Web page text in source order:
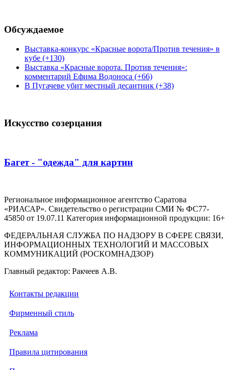
Обсуждаемое
Выставка-конкурс «Красные ворота/Против течения» в
кубе (+130)
Выставка «Красные ворота. Против течения»:
комментарий Ефима Водоноса (+66)
В Пугачеве убит местный десантник (+38)
Искусство созерцания
Багет - "одежда" для картин
Региональное информационное агентство Саратова
«РИАСАР». Свидетельство о регистрации СМИ № ФС77-
45850 от 19.07.11 Категория информационной продукции: 16+
ФЕДЕРАЛЬНАЯ СЛУЖБА ПО НАДЗОРУ В СФЕРЕ СВЯЗИ,
ИНФОРМАЦИОННЫХ ТЕХНОЛОГИЙ И МАССОВЫХ
КОММУНИКАЦИЙ (РОСКОМНАДЗОР)
Главный редактор: Ракчеев А.В.
Контакты редакции
Фирменный стиль
Реклама
Правила цитирования